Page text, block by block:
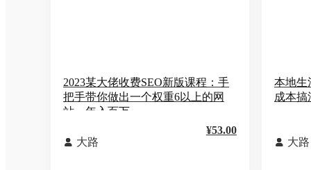
2023某大佬收费SEO新版课程：手
把手带你做出一个权重6以上的网
站，年入百万
 大路
¥53.00
本地生
成本搞
 大路